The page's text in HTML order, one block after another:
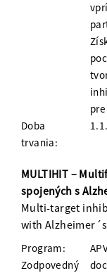
Doba
trvania:
MULTIHIT –
spojených s
Multi-target
with
Program:
Zodpovedný